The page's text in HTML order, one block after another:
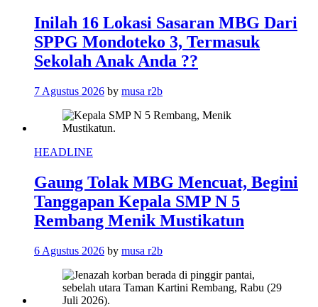
Inilah 16 Lokasi Sasaran MBG Dari
SPPG Mondoteko 3, Termasuk
Sekolah Anak Anda ??
7 Agustus 2026 by musa r2b
HEADLINE
Gaung Tolak MBG Mencuat, Begini
Tanggapan Kepala SMP N 5
Rembang Menik Mustikatun
6 Agustus 2026 by musa r2b